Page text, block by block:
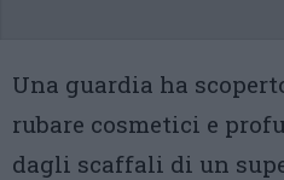
Una guardia ha
rubare cosmetici e
dagli scaffali di un